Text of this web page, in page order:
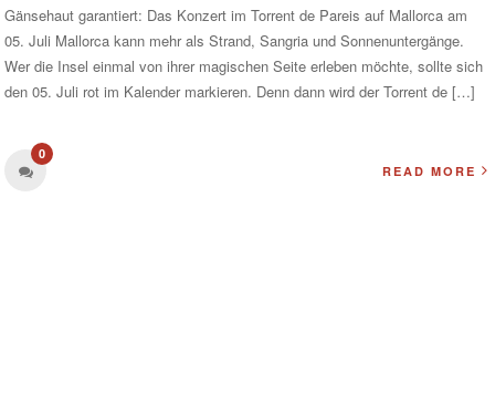
Gänsehaut garantiert: Das Konzert im Torrent de Pareis auf Mallorca am
05. Juli Mallorca kann mehr als Strand, Sangria und Sonnenuntergänge.
Wer die Insel einmal von ihrer magischen Seite erleben möchte, sollte sich
den 05. Juli rot im Kalender markieren. Denn dann wird der Torrent de […]
0
READ MORE